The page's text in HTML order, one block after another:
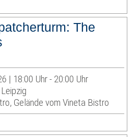
The
| 18:00 Uhr - 20:00 Uhr
Gelände vom Vineta Bistro